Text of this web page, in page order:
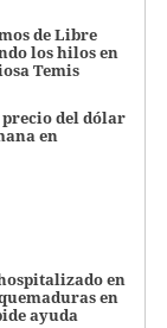
de Libre
los hilos en
Temis
precio del dólar
en
en
en
ayuda